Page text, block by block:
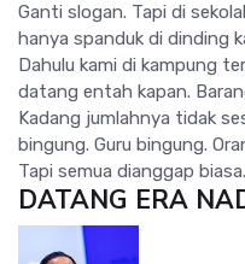
Ganti slogan. Tapi di
hanya spanduk di dinding
Dahulu kami di kampung
datang entah kapan.
Kadang jumlahnya tidak
bingung. Guru bingung.
Tapi semua dianggap
DATANG ERA